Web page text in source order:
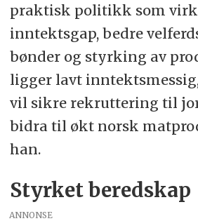
praktisk politikk som
inntektsgap, bedre
bønder og styrking av
ligger lavt
vil sikre rekruttering til
bidra til økt norsk
han.
Styrket beredskap
ANNONSE